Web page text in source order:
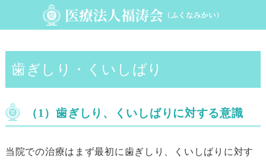
歯ぎしり・くいしばり
（1）歯ぎしり、くいしばりに対する意識
当院での治療はまず最初に歯ぎしり、くいしばりに対す